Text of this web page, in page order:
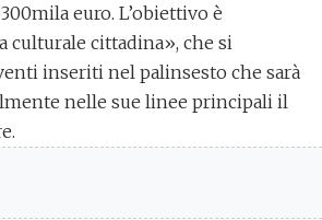
euro. L’obiettivo è
culturale cittadina», che si
inseriti nel palinsesto che sarà
nelle sue linee principali il